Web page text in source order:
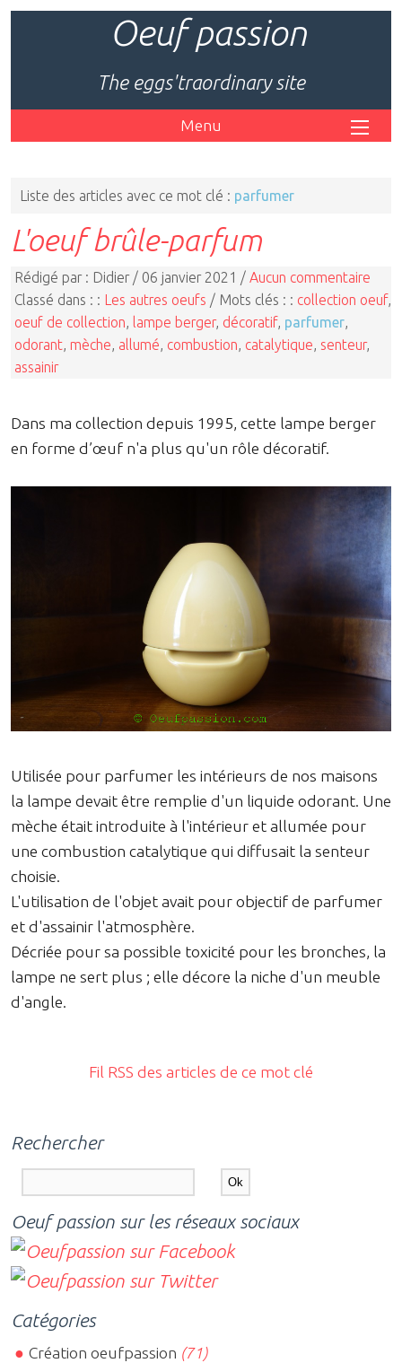
Oeuf passion
The eggs'traordinary site
Menu
Liste des articles avec ce mot clé : parfumer
L'oeuf brûle-parfum
Rédigé par : Didier / 06 janvier 2021 / Aucun commentaire
Classé dans : : Les autres oeufs / Mots clés : : collection oeuf,
oeuf de collection
lampe berger, décoratif, parfumer
odorant mèche allumé combustion catalytique senteur,
assainir
Dans ma collection depuis 1995, cette lampe berger
en forme d’œuf n'a plus qu'un rôle décoratif.
Utilisée pour parfumer les intérieurs de nos maisons
la lampe devait être remplie d'un liquide odorant. Une
mèche était introduite à l'intérieur et allumée pour
une combustion catalytique qui diffusait la senteur
choisie.
L'utilisation de l'objet avait pour objectif de parfumer
et d'assainir l'atmosphère.
Décriée pour sa possible toxicité pour les bronches, la
lampe ne sert plus ; elle décore la niche d'un meuble
d'angle.
Fil RSS des articles de ce mot clé
Rechercher
Oeuf passion sur les réseaux sociaux
Catégories
Création oeufpassion (71)